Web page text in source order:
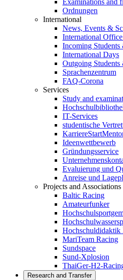
Examinations and
Ordnungen
International
News, Events &
International
Incoming Students
International Days
Outgoing Students
Sprachenzentrum
FAQ-Corona
Services
Study and
IT-Services
studentische
Ideenwettbewerb
Gründungsservice
Evaluierung und
Anreise und
Projects and Associations
Baltic Racing
Amateurfunker
Hochschuldidaktik
MariTeam Racing
Sundspace
Sund-Xplosion
ThaiGer-H2-
Research and Transfer